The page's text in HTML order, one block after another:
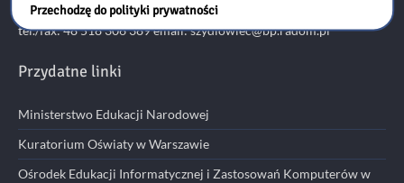
tel./fax: 48 518 306 389 email:szydlowiec@bp.radom.pl
Przydatne linki
Ministerstwo Edukacji Narodowej
Kuratorium Oświaty w Warszawie
Ośrodek Edukacji Informatycznej i Zastosowań Komputerów w
Przechodzę do polityki prywatności